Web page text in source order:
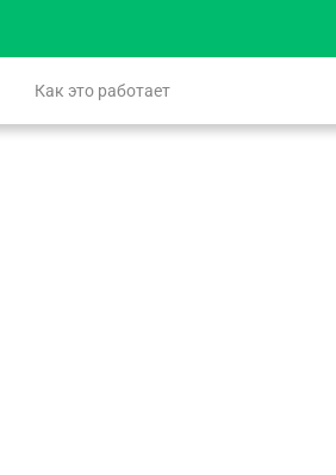
Как это работает